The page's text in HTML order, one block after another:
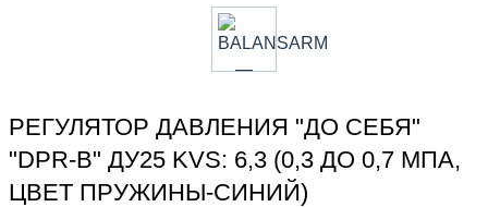
РЕГУЛЯТОР ДАВЛЕНИЯ "ДО СЕБЯ"
"DPR-B" ДУ25 KVS: 6,3 (0,3 ДО 0,7 МПА,
ЦВЕТ ПРУЖИНЫ-СИНИЙ)